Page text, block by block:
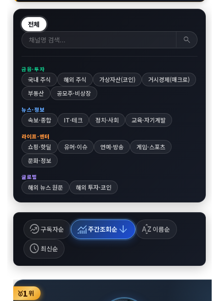
전체
search
금융·투자
국내 주식 해외 주식 가상자산(코인)
거시경제(매크로)
부동산
공모주·비상장
뉴스·정보
속보·종합 IT·테크 정치·사회 교육·자기계발
라이프·엔터
쇼핑·핫딜 유머·이슈 연예·방송
게임·스포츠
문화·정보
글로벌
해외 뉴스 원문 해외 투자·코인
whatshot구독자순 monitoring주간조회순 arrow_downward sort_by_alpha 이름순
schedule최신순
🥇1위